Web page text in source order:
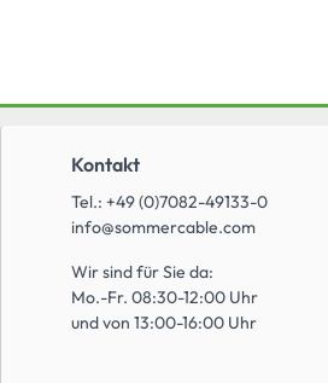
Kontakt
Tel.: +49 (0)7082-49133-0
info@sommercable.com
Wir sind für Sie da:
Mo.-Fr. 08:30-12:00 Uhr
und von 13:00-16:00 Uhr